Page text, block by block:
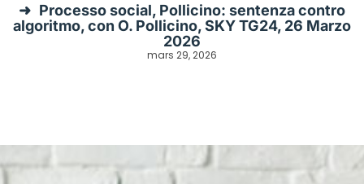
Processo social, Pollicino: sentenza contro
algoritmo, con O. Pollicino, SKY TG24, 26 Marzo
2026
mars 29, 2026